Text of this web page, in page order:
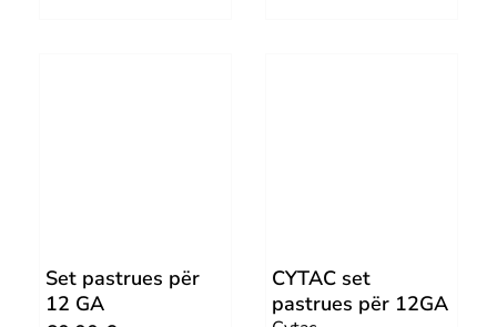
Set pastrues për
12 GA
CYTAC set
pastrues për 12GA